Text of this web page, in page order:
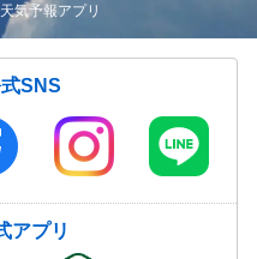
気予報アプリ
SNS
アプリ